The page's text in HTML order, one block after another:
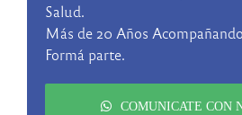
Salud.
Más de 20 Años
Formá parte.
COMUNICATE CON